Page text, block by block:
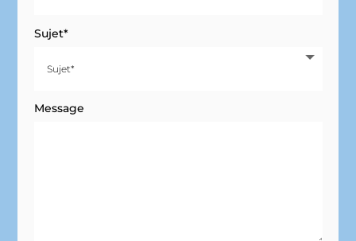
Sujet*
Message